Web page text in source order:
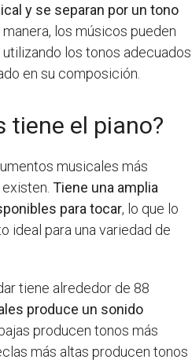
y se separan por un tono
los músicos pueden
los tonos adecuados
en su composición.
tiene el piano?
musicales más
Tiene una amplia
para tocar, lo que lo
ideal para una variedad de
tiene alrededor de 88
produce un sonido
producen tonos más
más altas producen tonos